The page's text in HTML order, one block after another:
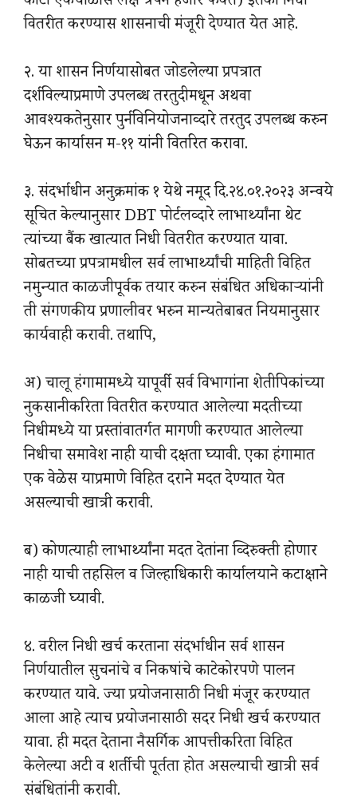
वितरीत करण्यास शासनाची मंजूरी देण्यात येत आहे.
२. या शासन निर्णयासोबत जोडलेल्या प्रपत्रात
दर्शविल्याप्रमाणे उपलब्ध तरतुदीमधून अथवा
आवश्यकतेनुसार पुर्नविनियोजनाव्दारे तरतुद उपलब्ध करुन
घेऊन कार्यासन म-११ यांनी वितरित करावा.
३. संदर्भाधीन अनुक्रमांक १ येथे नमूद दि.२४.०१.२०२३ अन्वये
सूचित केल्यानुसार DBT पोर्टलव्दारे लाभार्थ्यांना थेट
त्यांच्या बैंक खात्यात निधी वितरीत करण्यात यावा.
सोबतच्या प्रपत्रामधील सर्व लाभार्थ्यांची माहिती विहित
नमुन्यात काळजीपूर्वक तयार करुन संबंधित अधिकाऱ्यांनी
ती संगणकीय प्रणालीवर भरुन मान्यतेबाबत नियमानुसार
कार्यवाही करावी. तथापि,
अ) चालू हंगामामध्ये यापूर्वी सर्व विभागांना शेतीपिकांच्या
नुकसानीकरिता वितरीत करण्यात आलेल्या मदतीच्या
निधीमध्ये या प्रस्तांवातर्गत मागणी करण्यात आलेल्या
निधीचा समावेश नाही याची दक्षता घ्यावी. एका हंगामात
एक वेळेस याप्रमाणे विहित दराने मदत देण्यात येत
असल्याची खात्री करावी.
ब) कोणत्याही लाभार्थ्यांना मदत देतांना व्दिरुक्ती होणार
नाही याची तहसिल व जिल्हाधिकारी कार्यालयाने कटाक्षाने
काळजी घ्यावी.
४. वरील निधी खर्च करताना संदर्भाधीन सर्व शासन
निर्णयातील सुचनांचे व निकषांचे काटेकोरपणे पालन
करण्यात यावे. ज्या प्रयोजनासाठी निधी मंजूर करण्यात
आला आहे त्याच प्रयोजनासाठी सदर निधी खर्च करण्यात
यावा. ही मदत देताना नैसर्गिक आपत्तीकरिता विहित
केलेल्या अटी व शर्तीची पूर्तता होत असल्याची खात्री सर्व
संबंधितांनी करावी.